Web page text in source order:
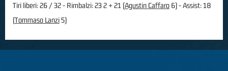
Tiri liberi: 26 / 32 - Rimbalzi: 23 2 + 21 (Agustin Caffaro 6) - Assist: 18
(Tommaso Lanzi5)